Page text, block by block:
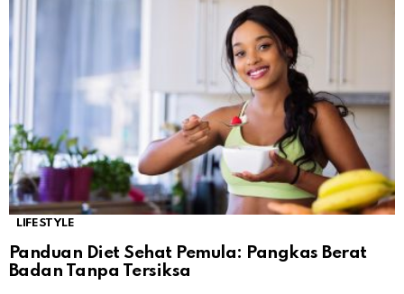
LIFESTYLE
Panduan Diet Sehat Pemula: Pangkas Berat
Badan Tanpa Tersiksa